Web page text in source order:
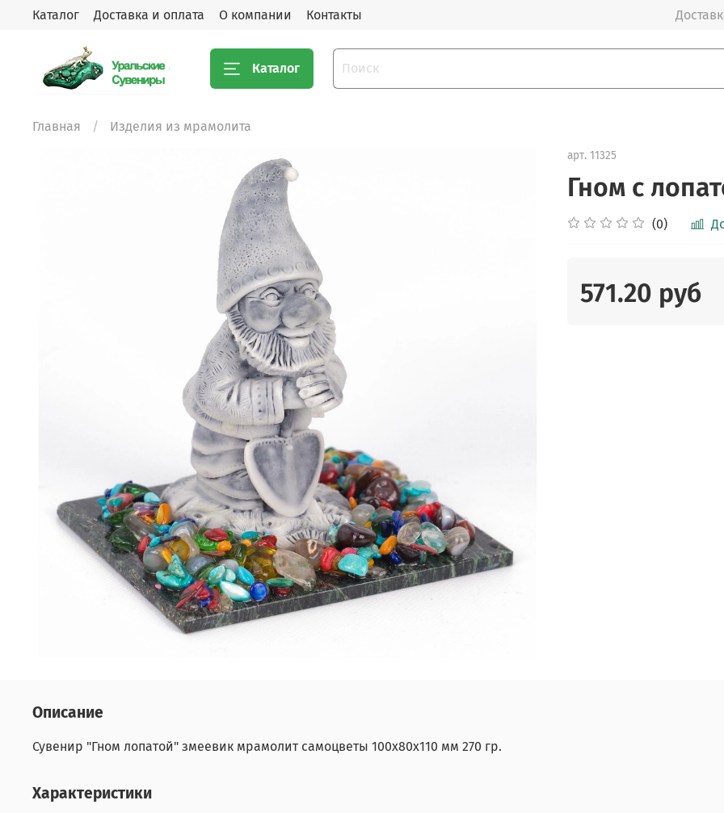
Каталог Доставка и оплата О компании Контакты
Каталог
Главная Изделия из мрамолита
арт. 11325
Гном с
(0)
571.20 руб
Описание
Сувенир "Гном лопатой" змеевик мрамолит самоцветы 100х80х110 мм 270 гр.
Характеристики